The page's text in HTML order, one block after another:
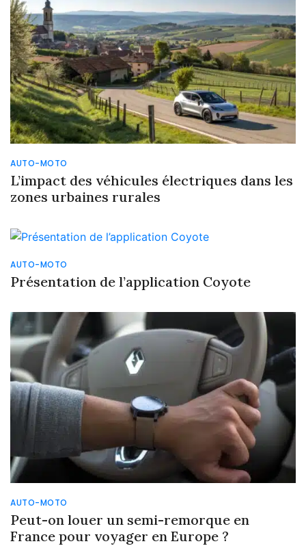
AUTO-MOTO
L’impact des véhicules électriques dans les
zones urbaines rurales
AUTO-MOTO
Présentation de l’application Coyote
AUTO-MOTO
Peut-on louer un semi-remorque en
France pour voyager en Europe ?